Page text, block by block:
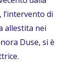
di
allestita nei
Duse, si è